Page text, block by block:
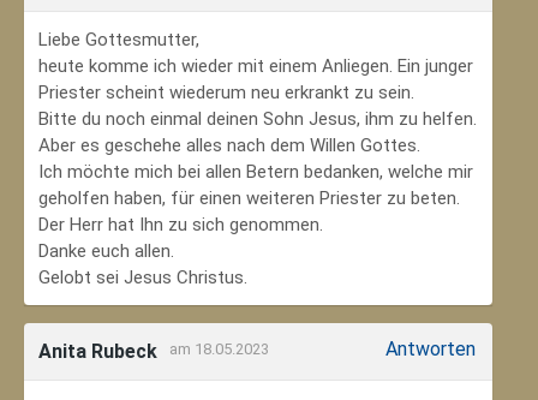
Liebe Gottesmutter,
heute komme ich wieder mit einem Anliegen. Ein junger
Priester scheint wiederum neu erkrankt zu sein.
Bitte du noch einmal deinen Sohn Jesus, ihm zu helfen.
Aber es geschehe alles nach dem Willen Gottes.
Ich möchte mich bei allen Betern bedanken, welche mir
geholfen haben, für einen weiteren Priester zu beten.
Der Herr hat Ihn zu sich genommen.
Danke euch allen.
Gelobt sei Jesus Christus.
Anita Rubeck am 18.05.2023 Antworten